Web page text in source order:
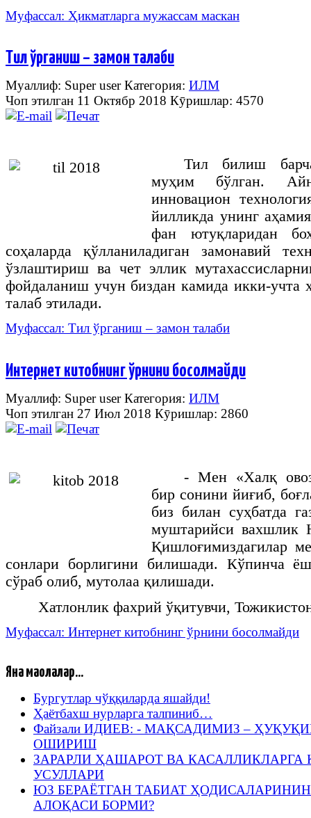
Муфассал: Ҳикматларга мужассам маскан
Тил ўрганиш – замон талаби
Муаллиф: Super userКатегория: ИЛМ
Чоп этилган 11 Октябр 2018 Кӯришлар: 4570
Тил билиш
муҳим бўлган.
инновацион
йилликда унинг
фан ютуқларидан
соҳаларда қўлланиладиган замонавий
ўзлаштириш ва чет эллик
фойдаланиш учун биздан камида икки-
талаб этилади.
Муфассал: Тил ўрганиш – замон талаби
Интернет китобнинг ўрнини босолмайди
Муаллиф: Super userКатегория: ИЛМ
Чоп этилган 27 Июл 2018 Кӯришлар: 2860
- Мен «Халқ
бир сонини йиғиб,
биз билан суҳбатда
муштарийси вахшлик
Қишлоғимиздагилар
сонлари борлигини билишади. Кўпинча
сўраб олиб, мутолаа қилишади.
Хатлонлик фахрий ўқитувчи,
Муфассал: Интернет китобнинг ўрнини босолмайди
Яна мақолалар...
Бургутлар чўққиларда яшайди!
Ҳаётбахш нурларга талпиниб…
Файзали ИДИЕВ: - МАҚСАДИМИЗ –
ОШИРИШ
ЗАРАРЛИ ҲАШАРОТ ВА
УСУЛЛАРИ
ЮЗ БЕРАЁТГАН ТАБИАТ
АЛОҚАСИ БОРМИ?